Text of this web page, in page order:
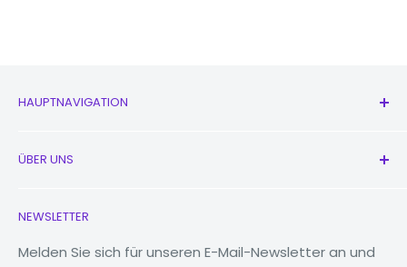
HAUPTNAVIGATION
Neu
Uhren
MacBooks
ÜBER UNS
Unsere Geschichte
Reduzieren, wiederverwenden, recyceln
NEWSLETTER
Melden Sie sich für unseren E-Mail-Newsletter an und